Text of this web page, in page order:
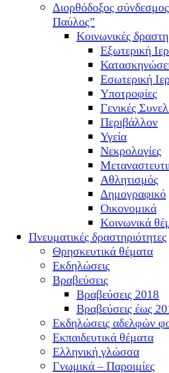
Διορθόδοξος
Παύλος”
Κοινωνικές
Εξωτερική
Εσωτερική
Υποτροφίες
Γενικές
Περιβάλλον
Υγεία
Νεκρολογίες
Αθλητισμός
Δημογραφικό
Οικονομικά
Κοινωνικά
Πνευματικές δραστηριότητες
Θρησκευτικά θέματα
Εκδηλώσεις
Βραβεύσεις
Βραβεύσεις 2018
Βραβεύσεις έως
Εκδηλώσεις αδελφών
Εκπαιδευτικά θέματα
Ελληνική γλώσσα
Γνωμικά – Παροιμίες